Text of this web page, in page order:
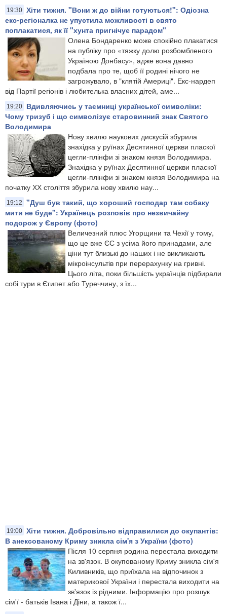
19:30 Хіти тижня. "Вони ж до війни готуються!": Одіозна
екс-регіоналка не упустила можливості в свято
поплакатися, як її "хунта пригнічує парадом"
Олена Бондаренко може спокійно плакатися
на публіку про «тяжку долю розбомбленого
Україною Донбасу», адже вона давно
подбала про те, щоб її родині нічого не
загрожувало, в "клятій Америці". Екс-нардеп
від Партії регіонів і любителька власних дітей, аме...
19:20
Вдивляючись у таємниці української символіки:
Чому тризуб і що символізує старовинний знак Святого
Володимира
Нову хвилю наукових дискусій збурила
знахідка у руїнах Десятинної церкви пласкої
цегли-плінфи зі знаком князя Володимира.
Знахідка у руїнах Десятинної церкви пласкої
цегли-плінфи зі знаком князя Володимира на
початку ХХ століття збурила нову хвилю нау...
19:12
"Душ був такий, що хороший господар там собаку
мити не буде": Українець розповів про незвичайну
подорож у Європу (фото)
Величезний плюс Угорщини та Чехії у тому,
що це вже ЄС з усіма його принадами, але
ціни тут близькі до наших і не викликають
мікроінсультів при перерахунку на гривні.
Цього літа, поки більшість українців підбирали
собі тури в Єгипет або Туреччину, з їх...
19:00 Хіти тижня. Добровільно відправилися до окупантів:
В анексованому Криму зникла сім'я з України (фото)
Після 10 серпня родина перестала виходити
на зв'язок. В окупованому Криму зникла сім'я
Киливників, що приїхала на відпочинок з
материкової України і перестала виходити на
зв'язок із рідними. Інформацію про розшук
сім'ї - батьків Івана і Діни, а також ї...